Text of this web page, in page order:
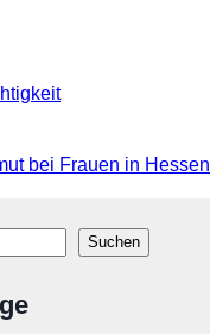
bei Frauen in Hessen
Suchen